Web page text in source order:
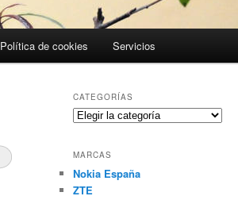
Política de cookies Servicios
CATEGORÍAS
Categorías
MARCAS
Nokia España
ZTE